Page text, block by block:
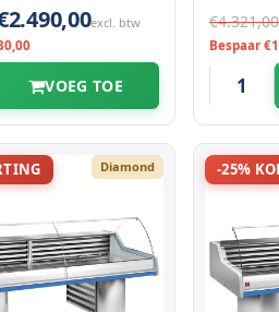
excl. btw
VOEG TOE
€4.321,00
Bespaar
Diamond -25%